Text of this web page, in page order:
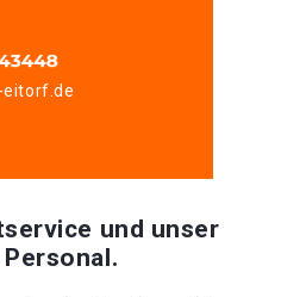
eitorf.de
und unser